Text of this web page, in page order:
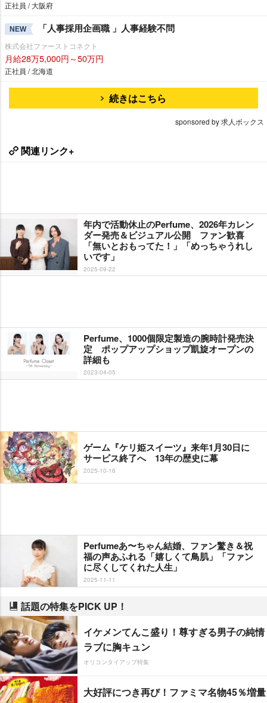
正社員 / 大阪府
NEW 「人事採用企画職 」人事経験不問
株式会社ファーストコネクト
月給28万5,000円～50万円
正社員 / 北海道
続きはこちら
sponsored by 求人ボックス
関連リンク+
年内で活動休止のPerfume、2026年カレン
ダー発売＆ビジュアル公開 ファン歓喜
「無いとおもってた！」「めっちゃうれし
いです」
2025-09-22
Perfume、1000個限定製造の腕時計発売決
定 ポップアップショップ凱旋オープンの
詳細も
2023-04-05
ゲーム『ケリ姫スイーツ』来年1月30日に
サービス終了へ 13年の歴史に幕
2025-10-16
Perfumeあ〜ちゃん結婚、ファン驚き＆祝
福の声あふれる「嬉しくて鳥肌」「ファン
に尽くしてくれた人生」
2025-11-11
話題の特集をPICK UP！
イケメンてんこ盛り！尊すぎる男子の純情
ラブに胸キュン
オリコンタイアップ特集
大好評につき再び！ファミマ名物45％増量